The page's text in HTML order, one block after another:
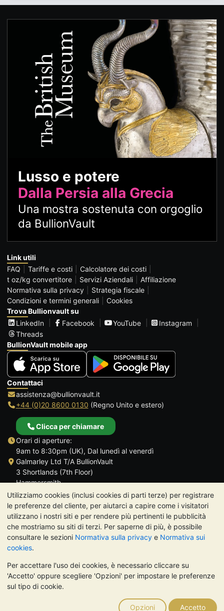
Utilizziamo cookies (inclusi cookies di parti terze) per registrare
le preferenze del cliente, per aiutarci a capire come i visitatori
utilizzano i nostri siti e per rendere più pertinenti le pubblicità
che mostriamo su siti di terzi. Per saperne di più, è possibile
consultare le sezioni Normativa sulla privacy e Normativa sui
cookies.
Per accettare l'uso dei cookies, è necessario cliccare su
'Accetto' oppure scegliere 'Opzioni' per impostare le preferenze
sul tipo di cookie.
Opzioni Accetto
Lusso e potere
Dalla Persia alla Grecia
Una mostra sostenuta con orgoglio
da BullionVault
Link utili
FAQ
Tariffe e costi
Calcolatore dei costi
t oz/kg convertitore
Servizi Aziendali
Affiliazione
Normativa sulla privacy
Strategia fiscale
Condizioni e termini generali
Cookies
Trova Bullionvault su
LinkedIn
Facebook YouTube
Instagram
Threads
BullionVault mobile app
Contattaci
assistenza@bullionvault.it
+44 (0)20 8600 0130 (Regno Unito e estero)
Clicca per chiamare
Orari di aperture:
9am to 8:30pm (UK), Dal lunedì al venerdì
Galmarley Ltd T/A BullionVault
3 Shortlands (7th Floor)
Hammersmith
Londra
W6 8DA
Regno Unito
TrustScore 4.7 | 488 recensioni
NOTA BENE: Il valore dei metalli preziosi può diminuire o
aumentare, e i trend storici non sono predittori dell'andamento
futuro. Nulla di quanto contenuto nei siti web di BullionVault o
nelle sue comunicazioni costituisce una consulenza sugli